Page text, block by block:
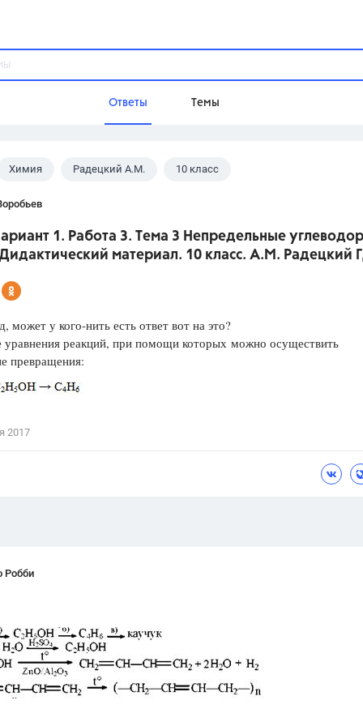
Ответы Темы
Домашнее задание
Школа
Учебники
Разумовская М.М.,Габриелян
Химия Радецкий А.М. 10 класс
1. Работа 3. Тема 3 Непредельные
материал. 10 класс. А.М. Радецкий
может у кого-нить есть ответ вот на это?
реакций, при помощи которых можно осуществить
превращения:
2017
Робби